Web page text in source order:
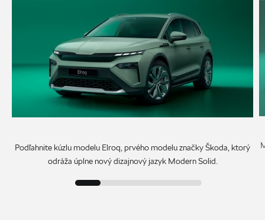
Podľahnite kúzlu modelu Elroq, prvého modelu značky Škoda, ktorý
odráža úplne nový dizajnový jazyk Modern Solid.